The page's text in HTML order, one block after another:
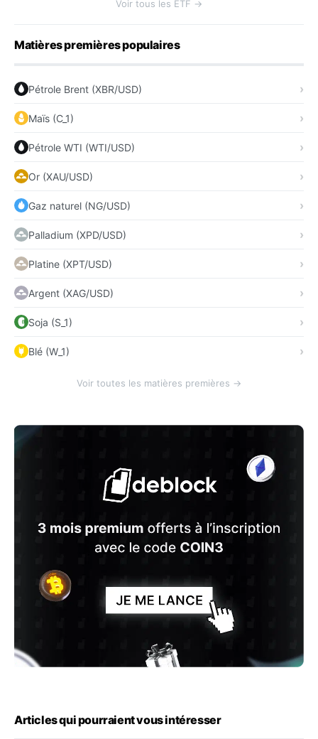
Voir tous les ETF →
Matières premières populaires
Pétrole Brent (XBR/USD)
Maïs (C_1)
Pétrole WTI (WTI/USD)
Or (XAU/USD)
Gaz naturel (NG/USD)
Palladium (XPD/USD)
Platine (XPT/USD)
Argent (XAG/USD)
Soja (S_1)
Blé (W_1)
Voir toutes les matières premières →
Articles qui pourraient vous intéresser